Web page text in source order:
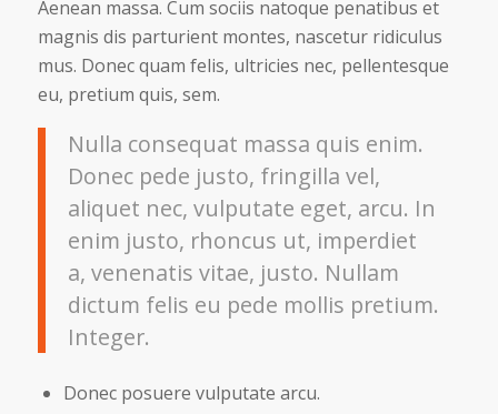
Aenean massa. Cum sociis natoque penatibus et
magnis dis parturient montes, nascetur ridiculus
mus. Donec quam felis, ultricies nec, pellentesque
eu, pretium quis, sem.
Nulla consequat massa quis enim.
Donec pede justo, fringilla vel,
aliquet nec, vulputate eget, arcu. In
enim justo, rhoncus ut, imperdiet
a, venenatis vitae, justo. Nullam
dictum felis eu pede mollis pretium.
Integer.
Donec posuere vulputate arcu.